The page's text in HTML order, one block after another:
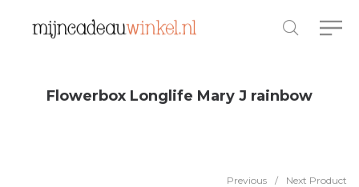
Flowerbox Longlife Mary J rainbow
Previous / Next Product